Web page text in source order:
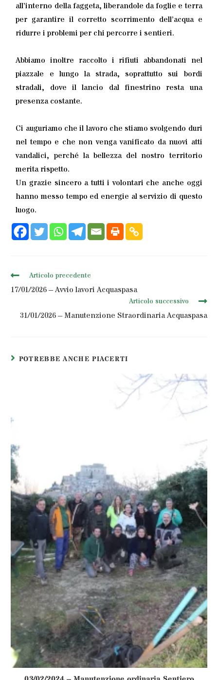
all’interno della faggeta, liberandole da foglie e terra
per garantire il corretto scorrimento dell’acqua e
ridurre i problemi per chi percorre i sentieri.
Abbiamo inoltre raccolto i rifiuti abbandonati nel
piazzale e lungo la strada, soprattutto sui bordi
stradali, dove il lancio dal finestrino resta una
presenza costante.
Ci auguriamo che il lavoro che stiamo svolgendo duri
nel tempo e che non venga vanificato da nuovi atti
vandalici, perché la bellezza del nostro territorio
merita rispetto.
Un grazie sincero a tutti i volontari che anche oggi
hanno messo tempo ed energie al servizio di questo
luogo.
Articolo precedente
17/01/2026 – Avvio lavori Acquaspasa
Articolo successivo
31/01/2026 – Manutenzione Straordinaria Acquaspasa
POTREBBE ANCHE PIACERTI